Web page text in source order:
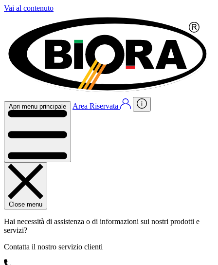
Vai al contenuto
Apri menu principale Area Riservata
Close menu
Hai necessità di assistenza o di informazioni sui nostri prodotti e
servizi?
Contatta il nostro servizio clienti